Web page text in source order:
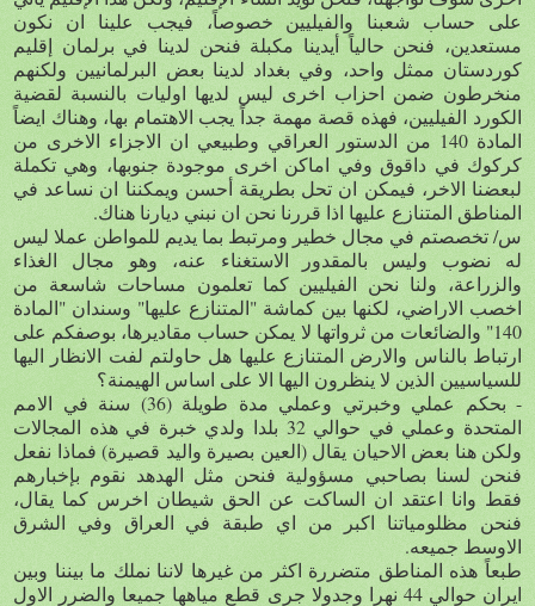
على حساب شعبنا والفيليين خصوصاً، فيجب علينا ان نكون
مستعدين، فنحن حالياً أيدينا مكبلة فنحن لدينا في برلمان إقليم
كوردستان ممثل واحد، وفي بغداد لدينا بعض البرلمانيين ولكنهم
منخرطون ضمن احزاب اخرى ليس لديها اوليات بالنسبة لقضية
الكورد الفيليين، فهذه قصة مهمة جداً يجب الاهتمام بها، وهناك ايضاً
المادة 140 من الدستور العراقي وطبيعي ان الاجزاء الاخرى من
كركوك في داقوق وفي اماكن اخرى موجودة جنوبها، وهي تكملة
لبعضنا الاخر، فيمكن ان تحل بطريقة أحسن ويمكننا ان نساعد في
المناطق المتنازع عليها اذا قررنا نحن ان نبني ديارنا هناك.
س/ تخصصتم في مجال خطير ومرتبط بما يديم للمواطن عملا ليس
له نضوب وليس بالمقدور الاستغناء عنه، وهو مجال الغذاء
والزراعة، ولنا نحن الفيليين كما تعلمون مساحات شاسعة من
اخصب الاراضي، لكنها بين كماشة "المتنازع عليها" وسندان "المادة
140" والضائعات من ثرواتها لا يمكن حساب مقاديرها، بوصفكم على
ارتباط بالناس والارض المتنازع عليها هل حاولتم لفت الانظار اليها
للسياسيين الذين لا ينظرون اليها الا على اساس الهيمنة؟
- بحكم عملي وخبرتي وعملي مدة طويلة (36) سنة في الامم
المتحدة وعملي في حوالي 32 بلدا ولدي خبرة في هذه المجالات
ولكن هنا بعض الاحيان يقال (العين بصيرة واليد قصيرة) فماذا نفعل
فنحن لسنا بصاحبي مسؤولية فنحن مثل الهدهد نقوم بإخبارهم
فقط وانا اعتقد ان الساكت عن الحق شيطان اخرس كما يقال،
فنحن مظلومياتنا اكبر من اي طبقة في العراق وفي الشرق
الاوسط جميعه.
طبعاً هذه المناطق متضررة اكثر من غيرها لاننا نملك ما بيننا وبين
ايران حوالي 44 نهرا وجدولا جرى قطع مياهها جميعا والضرر الاول